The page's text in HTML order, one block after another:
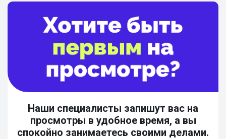
Наши специалисты запишут вас на
просмотры в удобное время, а вы
спокойно занимаетесь своими делами.